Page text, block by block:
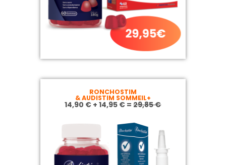
RONCHOSTIM
& AUDISTIM SOMMEIL+
14,90 € + 14,95 € =29,85 €